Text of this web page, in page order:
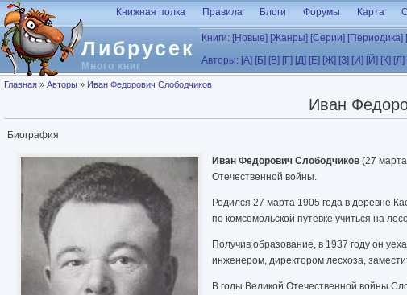
Перейти к основному содержанию
Либрусек
Много книг
Книжная полка Правила Блоги Форумы Карта
Книги: [Новые] [Жанры] [Серии] [Периодика]
Авторы: [А] [Б] [В] [Г] [Д] [Е] [Ж] [З] [И] [Й] [К] [Л]
Вы здесь
Главная » Авторы » Иван Федорович Слободчиков
Иван
Биография
Иван Федорович Слободчиков (27
Отечественной войны.
Родился 27 марта 1905 года в деревне
по комсомольской путевке учиться на
Получив образование, в 1937 году он
инженером, директором лесхоза,
В годы Великой Отечественной войны